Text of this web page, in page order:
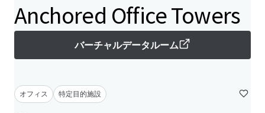
Anchored Office Towers
バーチャルデータルーム
オフィス 特定目的施設